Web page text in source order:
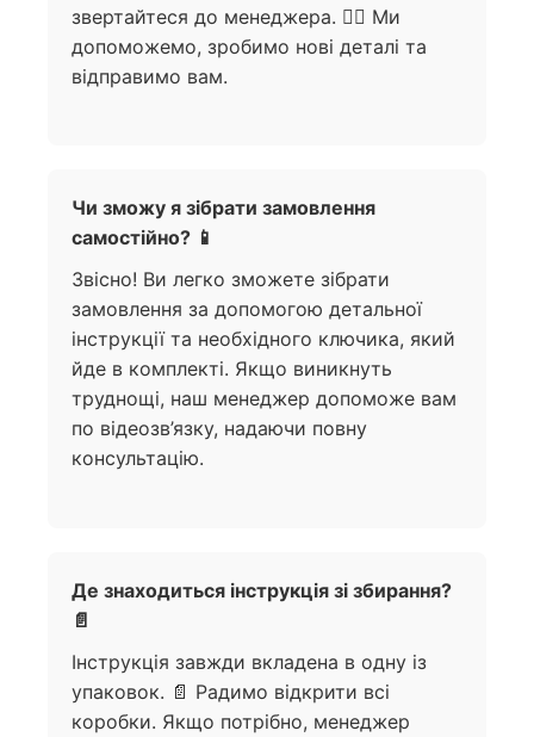
звертайтеся до менеджера. 🙋‍♀️ Ми
допоможемо, зробимо нові деталі та
відправимо вам.
Чи зможу я зібрати замовлення
самостійно? 📱
Звісно! Ви легко зможете зібрати
замовлення за допомогою детальної
інструкції та необхідного ключика, який
йде в комплекті. Якщо виникнуть
труднощі, наш менеджер допоможе вам
по відеозв’язку, надаючи повну
консультацію.
Де знаходиться інструкція зі збирання?
📄
Інструкція завжди вкладена в одну із
упаковок. 📄 Радимо відкрити всі
коробки. Якщо потрібно, менеджер